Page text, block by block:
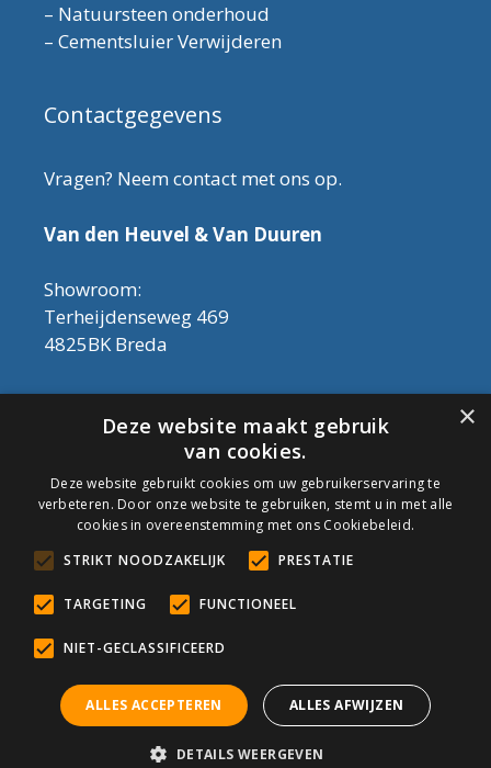
– Natuursteen onderhoud
– Cementsluier Verwijderen
Contactgegevens
Vragen? Neem contact met ons op.
Van den Heuvel & Van Duuren
Showroom:
Terheijdenseweg 469
4825BK Breda
Let op! Onderhoudsproducten zijn nu af te
halen in de showroom. Er kan alleen met
contant geld betaald worden, dus geen pin.
Tel: 076-3030554
Email: info@onderhoudshop.nl
KVK: 59667419
Algemene Voorwaarden
Copyright © 2019 Onderhoud Shop
© Onderhoudshop.nl - Onderdeel van: Van den Heuvel & Van
Duuren
×
Deze website maakt gebruik
van cookies.
Deze website gebruikt cookies om uw gebruikerservaring te
verbeteren. Door onze website te gebruiken, stemt u in met alle
cookies in overeenstemming met ons Cookiebeleid.
STRIKT NOODZAKELIJK
PRESTATIE
TARGETING FUNCTIONEEL
NIET-GECLASSIFICEERD
ALLES ACCEPTEREN ALLES AFWIJZEN
DETAILS WEERGEVEN